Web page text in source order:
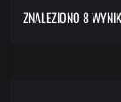
ZNALEZIONO 8